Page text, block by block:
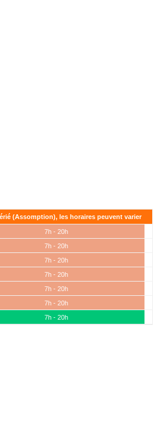
(Assomption), les horaires peuvent varier
7h - 20h
7h - 20h
7h - 20h
7h - 20h
7h - 20h
7h - 20h
7h - 20h